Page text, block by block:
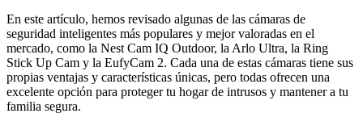
En este artículo, hemos revisado algunas de las cámaras de
seguridad inteligentes más populares y mejor valoradas en el
mercado, como la Nest Cam IQ Outdoor, la Arlo Ultra, la Ring
Stick Up Cam y la EufyCam 2. Cada una de estas cámaras tiene sus
propias ventajas y características únicas, pero todas ofrecen una
excelente opción para proteger tu hogar de intrusos y mantener a tu
familia segura.